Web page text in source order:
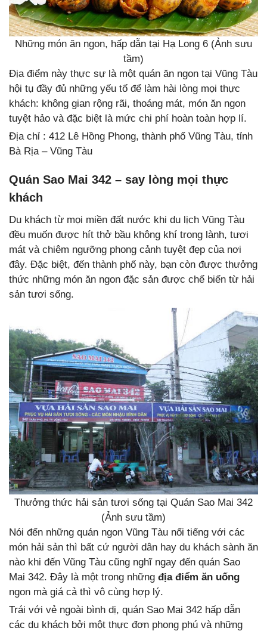
Những món ăn ngon, hấp dẫn tại Hạ Long 6 (Ảnh sưu
tầm)
Địa điểm này thực sự là một quán ăn ngon tại Vũng Tàu
hội tụ đầy đủ những yếu tố để làm hài lòng mọi thực
khách: không gian rộng rãi, thoáng mát, món ăn ngon
tuyệt hảo và đặc biệt là mức chi phí hoàn toàn hợp lí.
Địa chỉ : 412 Lê Hồng Phong, thành phố Vũng Tàu, tỉnh
Bà Rịa – Vũng Tàu
Quán Sao Mai 342 – say lòng mọi thực
khách
Du khách từ mọi miền đất nước khi du lịch Vũng Tàu
đều muốn được hít thở bầu không khí trong lành, tươi
mát và chiêm ngưỡng phong cảnh tuyệt đẹp của nơi
đây. Đặc biệt, đến thành phố này, bạn còn được thưởng
thức những món ăn ngon đặc sản được chế biến từ hải
sản tươi sống.
Thưởng thức hải sản tươi sống tại Quán Sao Mai 342
(Ảnh sưu tầm)
Nói đến những quán ngon Vũng Tàu nổi tiếng với các
món hải sản thì bất cứ người dân hay du khách sành ăn
nào khi đến Vũng Tàu cũng nghĩ ngay đến quán Sao
Mai 342. Đây là một trong những địa điểm ăn uống
ngon mà giá cả thì vô cùng hợp lý.
Trái với vẻ ngoài bình dị, quán Sao Mai 342 hấp dẫn
các du khách bởi một thực đơn phong phú và những